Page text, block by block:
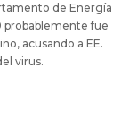
de Energía
probablemente fue
acusando a EE.
virus.